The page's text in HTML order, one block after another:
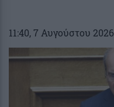
11:40, 7 Αυγούστου 2026